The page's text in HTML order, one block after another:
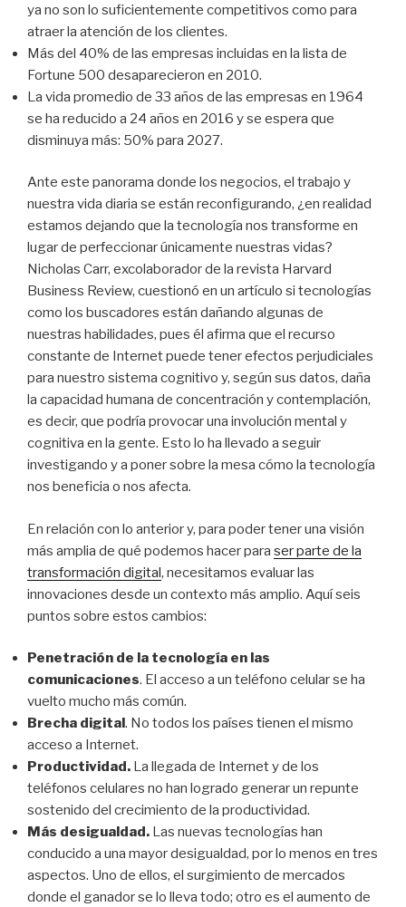
ya no son lo suficientemente competitivos como para
atraer la atención de los clientes.
Más del 40% de las empresas incluidas en la lista de
Fortune 500 desaparecieron en 2010.
La vida promedio de 33 años de las empresas en 1964
se ha reducido a 24 años en 2016 y se espera que
disminuya más: 50% para 2027.
Ante este panorama donde los negocios, el trabajo y
nuestra vida diaria se están reconfigurando, ¿en realidad
estamos dejando que la tecnología nos transforme en
lugar de perfeccionar únicamente nuestras vidas?
Nicholas Carr, excolaborador de la revista Harvard
Business Review, cuestionó en un artículo si tecnologías
como los buscadores están dañando algunas de
nuestras habilidades, pues él afirma que el recurso
constante de Internet puede tener efectos perjudiciales
para nuestro sistema cognitivo y, según sus datos, daña
la capacidad humana de concentración y contemplación,
es decir, que podría provocar una involución mental y
cognitiva en la gente. Esto lo ha llevado a seguir
investigando y a poner sobre la mesa cómo la tecnología
nos beneficia o nos afecta.
En relación con lo anterior y, para poder tener una visión
más amplia de qué podemos hacer para ser parte de la
transformación digital, necesitamos evaluar las
innovaciones desde un contexto más amplio. Aquí seis
puntos sobre estos cambios:
Penetración de la tecnología en las
comunicaciones. El acceso a un teléfono celular se ha
vuelto mucho más común.
Brecha digital. No todos los países tienen el mismo
acceso a Internet.
Productividad. La llegada de Internet y de los
teléfonos celulares no han logrado generar un repunte
sostenido del crecimiento de la productividad.
Más desigualdad. Las nuevas tecnologías han
conducido a una mayor desigualdad, por lo menos en tres
aspectos. Uno de ellos, el surgimiento de mercados
donde el ganador se lo lleva todo; otro es el aumento de